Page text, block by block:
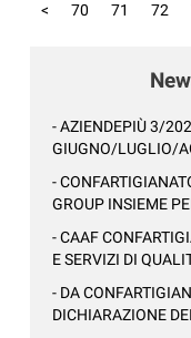
< 70 71 72
- AZIENDEPIÙ 3/
GIUGNO/LUGLIO/
-
GROUP INSIEME
- CAAF
E SERVIZI DI
- DA
DICHIARAZIONE